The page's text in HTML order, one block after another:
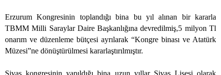
Erzurum Kongresinin toplandığı bina bu yıl alınan bir kararla
TBMM Milli Saraylar Daire Başkanlığına devredilmiş,5 milyon Tl
onarım ve düzenleme bütçesi ayrılarak “Kongre binası ve Atatürk
Müzesi”ne dönüştürülmesi kararlaştırılmıştır.